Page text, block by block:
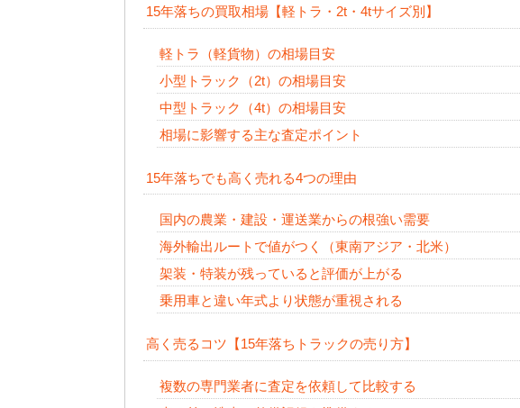
15年落ちの買取相場【軽トラ・2t・4tサイズ別】
軽トラ（軽貨物）の相場目安
小型トラック（2t）の相場目安
中型トラック（4t）の相場目安
相場に影響する主な査定ポイント
15年落ちでも高く売れる4つの理由
国内の農業・建設・運送業からの根強い需要
海外輸出ルートで値がつく（東南アジア・北米）
架装・特装が残っていると評価が上がる
乗用車と違い年式より状態が重視される
高く売るコツ【15年落ちトラックの売り方】
複数の専門業者に査定を依頼して比較する